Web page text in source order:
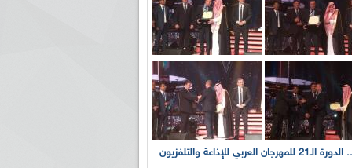
بالصور... الدورة الـ21 للمهرجان العربي للإذاعة والتلفزيون